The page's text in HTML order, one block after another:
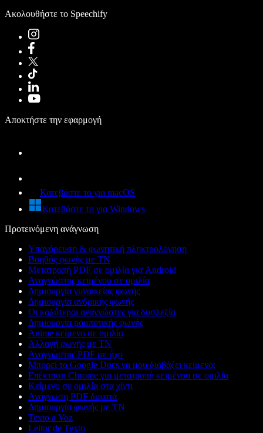
Ακολουθήστε το Speechify
Αποκτήστε την εφαρμογή
Κατεβάστε το για macOS
Κατεβάστε το για Windows
Προτεινόμενη ανάγνωση
Υπαγόρευση & φωνητική πληκτρολόγηση
Βοηθός φωνής με ΤΝ
Μετατροπή PDF σε ομιλία για Android
Αναγνώστης κειμένου σε ομιλία
Δημιουργία γυναικείας φωνής
Δημιουργία ανδρικής φωνής
Οι καλύτεροι αναγνώστες για δυσλεξία
Δημιουργία ρομποτικής φωνής
Anime κείμενο σε ομιλία
Αλλαγή φωνής με ΤΝ
Αναγνώστης PDF με ήχο
Μπορεί το Google Docs να μου διαβάζει κείμενο;
Επέκταση Chrome για μετατροπή κειμένου σε ομιλία
Κείμενο σε ομιλία στα χίντι
Ανάγνωση PDF δυνατά
Δημιουργία φωνής με ΤΝ
Texto a Voz
Leitor de Texto